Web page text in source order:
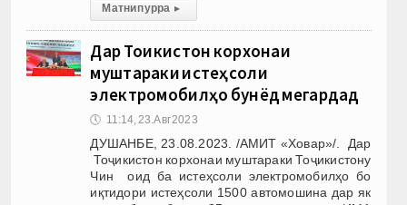
Матни пурра ▸
Дар Тоҷикистон корхонаи
муштараки истеҳсоли
электромобилҳо бунёд мегардад
🕔 11:14, 23.Авг 2023
ДУШАНБЕ, 23.08.2023. /АМИТ «Ховар»/. Дар
Тоҷикистон корхонаи муштараки Тоҷикистону
Чин оид ба истеҳсоли электромобилҳо бо
иқтидори истеҳсоли 1500 автомошина дар як